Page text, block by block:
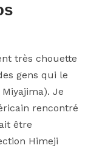
très chouette
gens qui le
Je
rencontré
être
Himeji